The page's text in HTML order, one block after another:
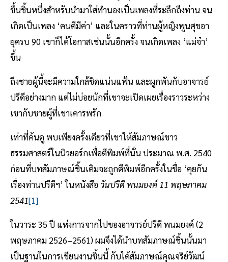
ขึ้นชิ้นหนึ่งสำหรับนำมาใส่ทำนองเป็นเพลงที่ระลึกถึงท่าน จน
เกิดเป็นเพลง ‘คนดีมีค่า’ และในคราวที่ท่านผู้หญิงพูนศุขอา
ยุครบ 90 เขาก็ได้โอกาสเช่นนั้นอีกครั้ง จนเกิดเพลง ‘แม่จ๋า’
ขึ้น
ถึงชายผู้นี้จะมีความใกล้ชิดแน่นแฟ้น และผูกพันกับอาจารย์
ปรีดีอย่างมาก แต่ไม่บ่อยนักที่เขาจะเปิดเผยเรื่องราวระหว่าง
เขากับชายผู้ที่เขาเคารพรัก
เท่าที่ค้นดู พบเพียงครั้งเดียวที่เขาให้สัมภาษณ์ชาว
ธรรมศาสตร์ในนิวยอร์กเพื่อตีพิมพ์ที่นั่น ประมาณ พ.ศ. 2540
ก่อนที่บทสัมภาษณ์ชิ้นเดิมจะถูกตีพิมพ์อีกครั้งในชื่อ ‘คุยกัน
เรื่องท่านปรีดีฯ’ ในหนังสือ วันปรีดี พนมยงค์ 11 พฤษภาคม
2541[1]
ในวาระ 35 ปี แห่งการจากไปของอาจารย์ปรีดี พนมยงค์ (2
พฤษภาคม 2526–2561) ผมจึงได้นำบทสัมภาษณ์ชิ้นนั้นมา
เป็นฐานในการเขียนงานชิ้นนี้ กับได้สัมภาษณ์คุณจริย์วัฒน์